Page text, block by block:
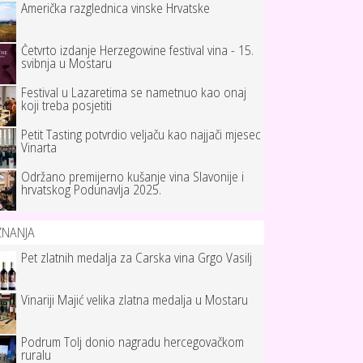
Američka razglednica vinske Hrvatske
Četvrto izdanje Herzegowine festival vina - 15.
svibnja u Mostaru
Festival u Lazaretima se nametnuo kao onaj
koji treba posjetiti
Petit Tasting potvrdio veljaču kao najjači mjesec
Vinarta
Održano premijerno kušanje vina Slavonije i
hrvatskog Podunavlja 2025.
Pet zlatnih medalja za Carska vina Grgo Vasilj
Vinariji Majić velika zlatna medalja u Mostaru
Podrum Tolj donio nagradu hercegovačkom
ruralu